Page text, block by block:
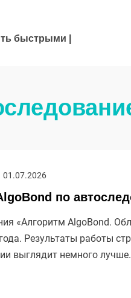
быстрыми |
01.07.2026
по
«Алгоритм AlgoBond.
Результаты работы
выглядит немного